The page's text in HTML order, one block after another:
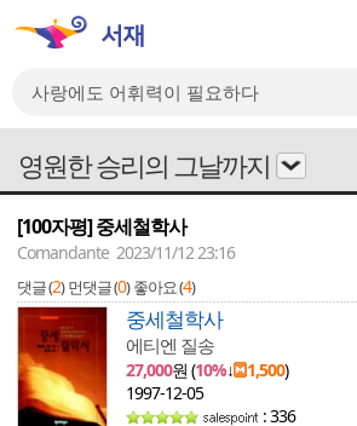
영원한 승리의 그날까지
[100자평] 중세철학사
Comandante 2023/11/12 23:16
댓글 (2) 먼댓글 (0) 좋아요 (4)
중세철학사
에티엔 질송
27,000원 (10%↓ 1,500)
1997-12-05
: 336